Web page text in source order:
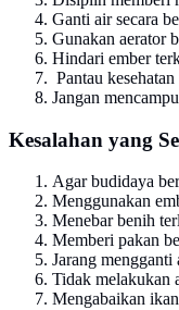
Ganti air secara
Gunakan aerator
Hindari ember
Pantau
Jangan
Kesalahan yang
Agar budidaya
Menggunakan
Menebar benih
Memberi pakan
Jarang mengganti
Tidak melakukan
Mengabaikan